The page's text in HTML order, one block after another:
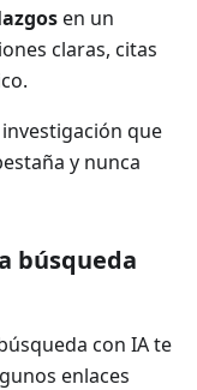
en un
claras, citas
que
y nunca
búsqueda
con IA te
enlaces